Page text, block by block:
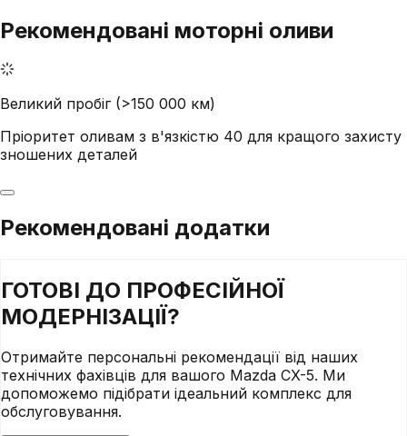
Рекомендовані моторні оливи
Великий пробіг (>150 000 км)
Пріоритет оливам з в'язкістю 40 для кращого захисту
зношених деталей
Рекомендовані додатки
ГОТОВІ ДО ПРОФЕСІЙНОЇ
МОДЕРНІЗАЦІЇ?
Отримайте персональні рекомендації від наших
технічних фахівців для вашого Mazda CX-5. Ми
допоможемо підібрати ідеальний комплекс для
обслуговування.